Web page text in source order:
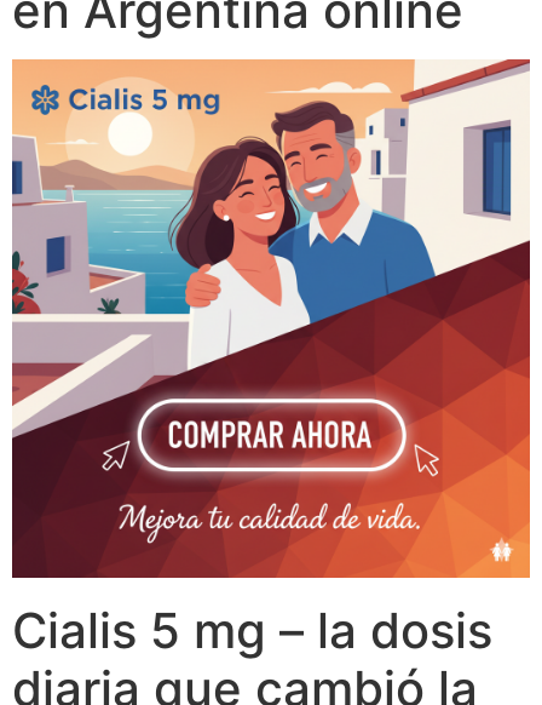
Cialis 5 mg – la dosis
diaria que cambió la